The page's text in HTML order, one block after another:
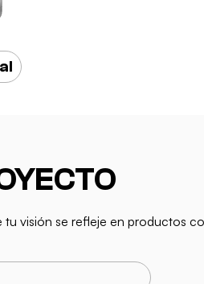
visión se refleje en productos